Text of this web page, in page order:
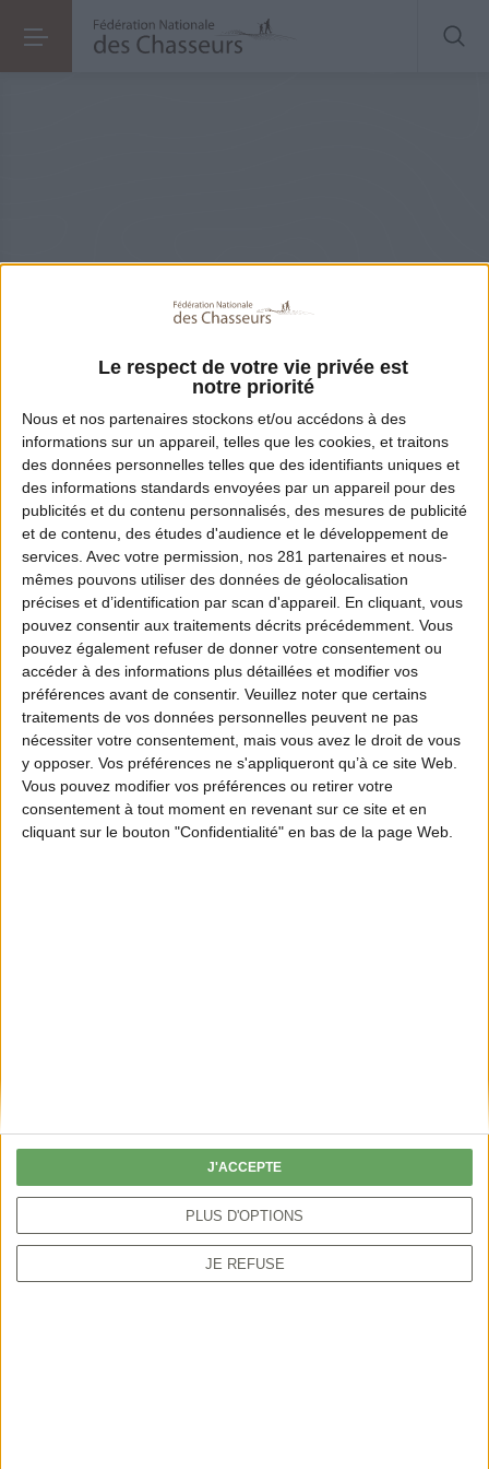
Le respect de votre vie privée est
notre priorité
Nous et nos partenaires stockons et/ou accédons à des
informations sur un appareil, telles que les cookies, et traitons
des données personnelles telles que des identifiants uniques et
des informations standards envoyées par un appareil pour des
publicités et du contenu personnalisés, des mesures de publicité
et de contenu, des études d'audience et le développement de
services. Avec votre permission, nos 281 partenaires et nous-
mêmes pouvons utiliser des données de géolocalisation
précises et d’identification par scan d'appareil. En cliquant, vous
pouvez consentir aux traitements décrits précédemment. Vous
pouvez également refuser de donner votre consentement ou
accéder à des informations plus détaillées et modifier vos
préférences avant de consentir. Veuillez noter que certains
traitements de vos données personnelles peuvent ne pas
nécessiter votre consentement, mais vous avez le droit de vous
y opposer. Vos préférences ne s'appliqueront qu’à ce site Web.
Vous pouvez modifier vos préférences ou retirer votre
consentement à tout moment en revenant sur ce site et en
cliquant sur le bouton "Confidentialité" en bas de la page Web.
PLUS D'OPTIONS
JE REFUSE
J'ACCEPTE
Teaser Podcast Ekolien
Lire
Teaser site Ekolien
Partager
Test PA Vimeo 2